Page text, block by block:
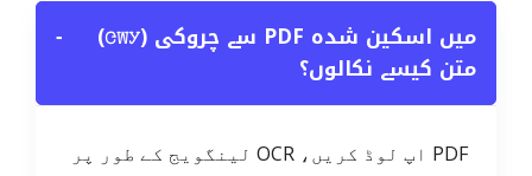
میں اسکین شدہ PDF سے چروکی (ᏣᎳᎩ)
متن کیسے نکالوں؟
−
PDF اپ لوڈ کریں، OCR لینگویج کے طور پر